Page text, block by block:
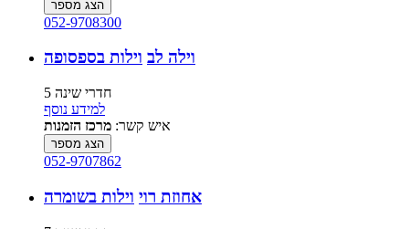
הצג מספר
052-9708300
וילה לב וילות בספסופה
5 חדרי שינה
למידע נוסף
איש קשר: מרכז הזמנות
הצג מספר
052-9707862
אחוזת רוי וילות בשומרה